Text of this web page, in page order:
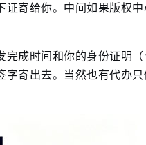
证寄给你。中间如果版权
完成时间和你的身份证明
寄出去。当然也有代办只